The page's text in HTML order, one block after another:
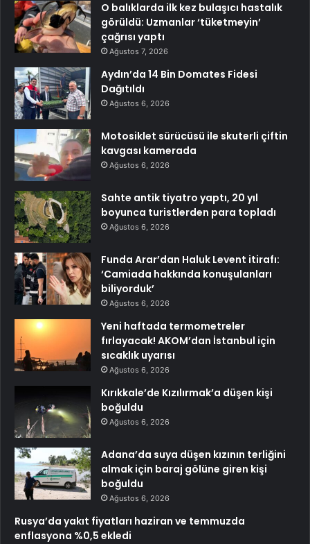
O balıklarda ilk kez bulaşıcı hastalık
görüldü: Uzmanlar ‘tüketmeyin’
çağrısı yaptı
Ağustos 7, 2026
Aydın’da 14 Bin Domates Fidesi
Dağıtıldı
Ağustos 6, 2026
Motosiklet sürücüsü ile skuterli çiftin
kavgası kamerada
Ağustos 6, 2026
Sahte antik tiyatro yaptı, 20 yıl
boyunca turistlerden para topladı
Ağustos 6, 2026
Funda Arar’dan Haluk Levent itirafı:
‘Camiada hakkında konuşulanları
biliyorduk’
Ağustos 6, 2026
Yeni haftada termometreler
fırlayacak! AKOM’dan İstanbul için
sıcaklık uyarısı
Ağustos 6, 2026
Kırıkkale’de Kızılırmak’a düşen kişi
boğuldu
Ağustos 6, 2026
Adana’da suya düşen kızının terliğini
almak için baraj gölüne giren kişi
boğuldu
Ağustos 6, 2026
Rusya’da yakıt fiyatları haziran ve temmuzda
enflasyona %0,5 ekledi